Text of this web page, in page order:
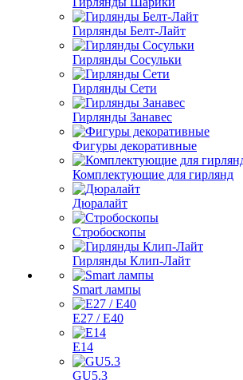
Гирлянды Белт-Лайт
Гирлянды Сосульки
Гирлянды Сети
Гирлянды Занавес
Фигуры декоративные
Комплектующие для гирлянд
Дюралайт
Стробоскопы
Гирлянды Клип-Лайт
Smart лампы
E27 / E40
E14
GU5.3